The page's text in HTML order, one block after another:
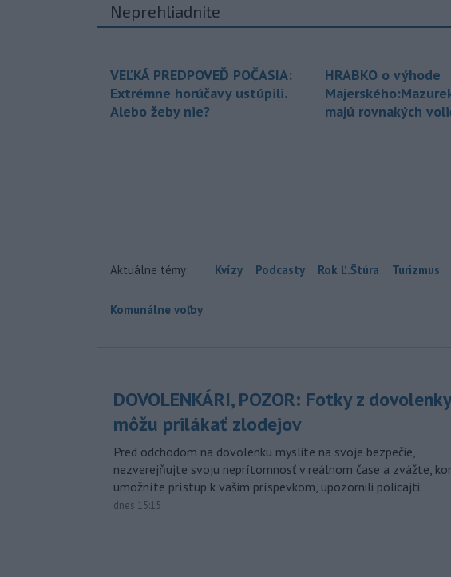
Neprehliadnite
VEĽKÁ PREDPOVEĎ POČASIA:
Extrémne horúčavy ustúpili.
Alebo žeby nie?
HRABKO o výhode
majú rovnakých
Aktuálne témy: Kvízy Podcasty Rok Ľ.Štúra Turizmus
Komunálne voľby
DOVOLENKÁRI, POZOR: Fotky z dovolenky
môžu prilákať zlodejov
Pred odchodom na dovolenku myslite na svoje bezpečie,
nezverejňujte svoju neprítomnosť v reálnom čase a zvážte,
umožníte prístup k vašim príspevkom, upozornili policajti.
dnes 15:15